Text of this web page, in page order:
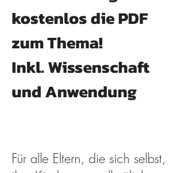
kostenlos die PDF
zum Thema!
Inkl. Wissenschaft
und Anwendung
​Für alle Eltern, die sich selbst,